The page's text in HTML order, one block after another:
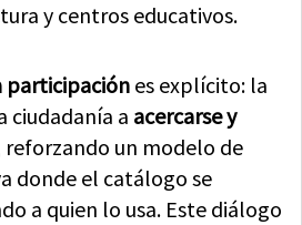
y centros educativos.
participación es explícito: la
ciudadanía a acercarse y
reforzando un modelo de
donde el catálogo se
a quien lo usa. Este diálogo